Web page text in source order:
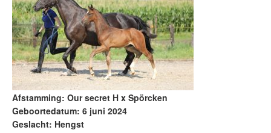
Afstamming: Our secret H x Spörcken
Geboortedatum: 6 juni 2024
Geslacht: Hengst